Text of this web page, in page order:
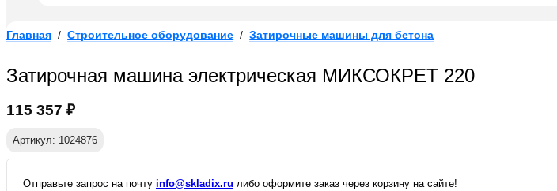
Главная / Строительное оборудование / Затирочные машины для бетона
Затирочная машина электрическая МИКСОКРЕТ 220
115 357 ₽
Артикул: 1024876
Отправьте запрос на почту info@skladix.ru либо оформите заказ через корзину на сайте!